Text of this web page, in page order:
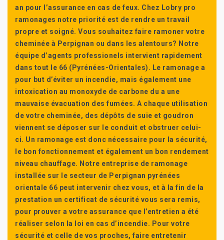
an pour l’assurance en cas de feux. Chez Lobry pro
ramonages notre priorité est de rendre un travail
propre et soigné. Vous souhaitez faire ramoner votre
cheminée à Perpignan ou dans les alentours? Notre
équipe d’agents professionels intervient rapidement
dans tout le 66 (Pyrénées-Orientales). Le ramonage a
pour but d’éviter un incendie, mais également une
intoxication au monoxyde de carbone du a une
mauvaise évacuation des fumées. A chaque utilisation
de votre cheminée, des dépôts de suie et goudron
viennent se déposer sur le conduit et obstruer celui-
ci. Un ramonage est donc nécessaire pour la sécurité,
le bon fonctionnement et également un bon rendement
niveau chauffage. Notre entreprise de ramonage
installée sur le secteur de Perpignan pyrénées
orientale 66 peut intervenir chez vous, et à la fin de la
prestation un certificat de sécurité vous sera remis,
pour prouver a votre assurance que l’entretien a été
réaliser selon la loi en cas d’incendie. Pour votre
sécurité et celle de vos proches, faire entretenir